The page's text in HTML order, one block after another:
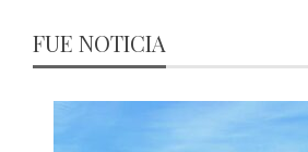
FUE NOTICIA